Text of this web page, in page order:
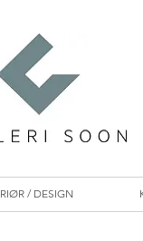
/ DESIGN